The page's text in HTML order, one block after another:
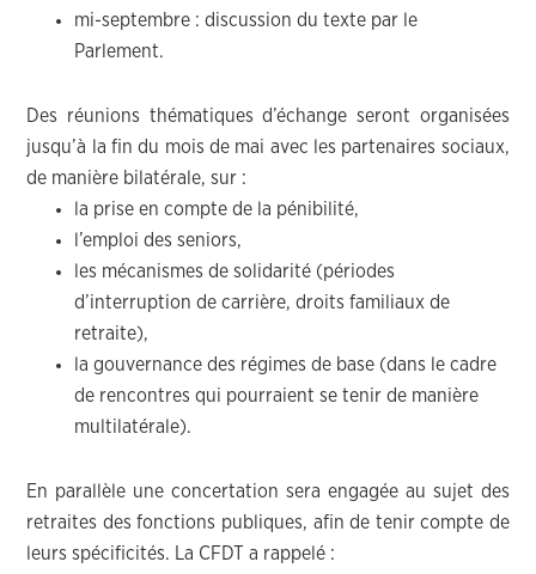
mi-septembre : discussion du texte par le
Parlement.
Des réunions thématiques d’échange seront organisées
jusqu’à la fin du mois de mai avec les partenaires sociaux,
de manière bilatérale, sur :
la prise en compte de la pénibilité,
l’emploi des seniors,
les mécanismes de solidarité (périodes
d’interruption de carrière, droits familiaux de
retraite),
la gouvernance des régimes de base (dans le cadre
de rencontres qui pourraient se tenir de manière
multilatérale).
En parallèle une concertation sera engagée au sujet des
retraites des fonctions publiques, afin de tenir compte de
leurs spécificités. La CFDT a rappelé :